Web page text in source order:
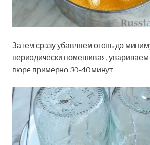
Затем сразу убавляем огонь до
периодически помешивая, увариваем
пюре примерно 30-40 минут.